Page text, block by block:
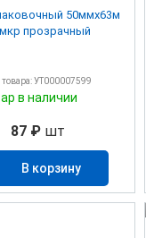
50ммх63м
прозрачный
товара: УТ000007599
в наличии
87 ₽шт
В корзину